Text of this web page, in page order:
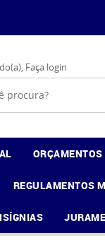
Faça login
ORÇAMENTOS
REGULAMENTOS